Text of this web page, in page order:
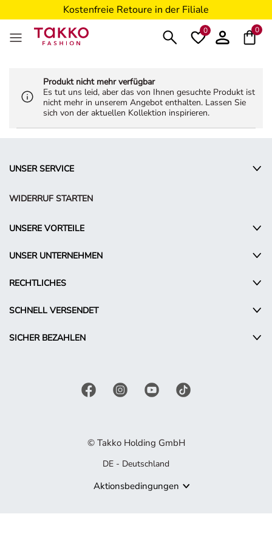
Kostenfreie Retoure in der Filiale
5€ Gutschein nach Registrierung*
0 0
Produkt nicht mehr verfügbar
Es tut uns leid, aber das von Ihnen gesuchte Produkt ist
nicht mehr in unserem Angebot enthalten. Lassen Sie
sich von der aktuellen Kollektion inspirieren.
UNSER SERVICE
WIDERRUF STARTEN
UNSERE VORTEILE
UNSER UNTERNEHMEN
RECHTLICHES
SCHNELL VERSENDET
SICHER BEZAHLEN
© Takko Holding GmbH
DE - Deutschland
Aktionsbedingungen